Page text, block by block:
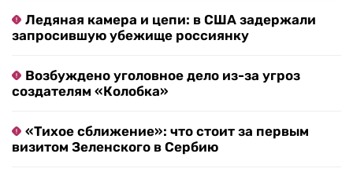
Ледяная камера и цепи: в США задержали
запросившую убежище россиянку
Возбуждено уголовное дело из-за угроз
создателям «Колобка»
«Тихое сближение»: что стоит за первым
визитом Зеленского в Сербию